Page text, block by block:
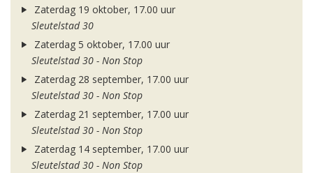
Zaterdag 19 oktober, 17.00 uur
Sleutelstad 30
Zaterdag 5 oktober, 17.00 uur
Sleutelstad 30 - Non Stop
Zaterdag 28 september, 17.00 uur
Sleutelstad 30 - Non Stop
Zaterdag 21 september, 17.00 uur
Sleutelstad 30 - Non Stop
Zaterdag 14 september, 17.00 uur
Sleutelstad 30 - Non Stop